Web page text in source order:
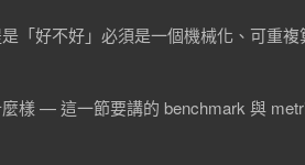
「好不好」必須是一個機械化、可重
樣 — 這一節要講的 benchmark 與